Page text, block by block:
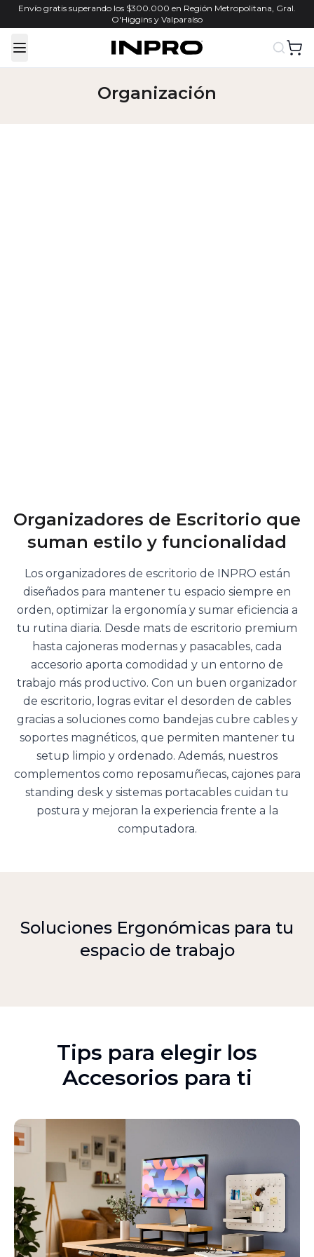
Envío gratis superando los $300.000 en Región Metropolitana, Gral.
O'Higgins y Valparaíso
Toggle Menu
Organización
Organizadores de Escritorio que
suman estilo y funcionalidad
Los organizadores de escritorio de INPRO están
diseñados para mantener tu espacio siempre en
orden, optimizar la ergonomía y sumar eficiencia a
tu rutina diaria. Desde mats de escritorio premium
hasta cajoneras modernas y pasacables, cada
accesorio aporta comodidad y un entorno de
trabajo más productivo. Con un buen organizador
de escritorio, logras evitar el desorden de cables
gracias a soluciones como bandejas cubre cables y
soportes magnéticos, que permiten mantener tu
setup limpio y ordenado. Además, nuestros
complementos como reposamuñecas, cajones para
standing desk y sistemas portacables cuidan tu
postura y mejoran la experiencia frente a la
computadora.
Soluciones Ergonómicas para tu
espacio de trabajo
Tips para elegir los
Accesorios para ti